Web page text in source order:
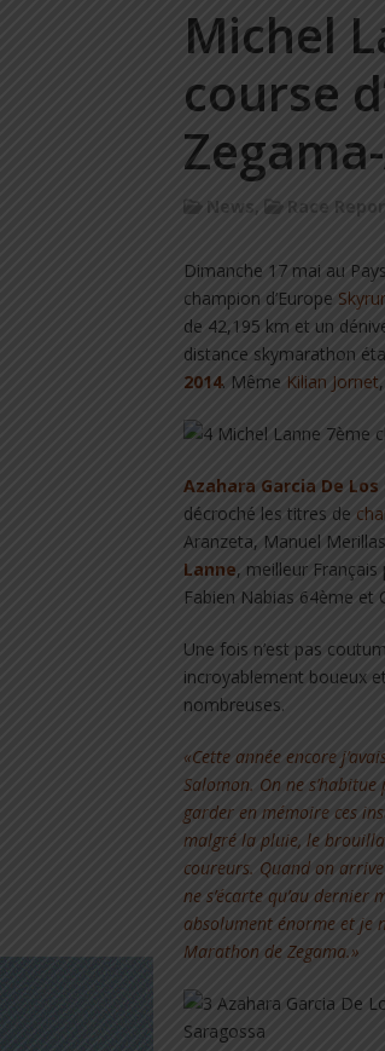
Michel
course
News, Race
Dimanche 17 mai au
champion d’Europe
de 42,195 km et un
distance skymarathon
2014. Même Kilian Jornet
Azahara Garcia De Los
décroché les titres de
Aranzeta, Manuel
Lanne, meilleur
Fabien Nabias 64ème et
Une fois n’est pas
incroyablement boueux
nombreuses.
«Cette année encore
Salomon. On ne
garder en mémoire ces
malgré la pluie, le
coureurs. Quand on
ne s’écarte qu’au
absolument énorme et je
Marathon de Zegama.»